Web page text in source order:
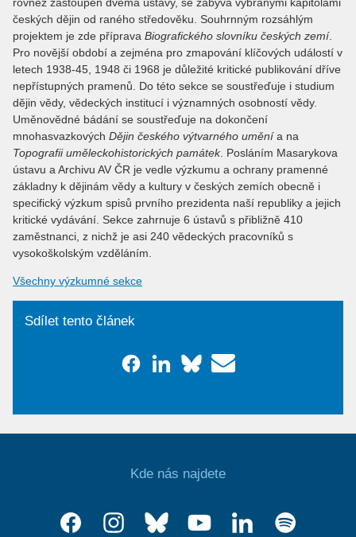
rovněž zastoupen dvěma ústavy, se zabývá vybranými kapitolami
českých dějin od raného středověku. Souhrnným rozsáhlým
projektem je zde příprava Biografického slovníku českých zemí.
Pro novější období a zejména pro zmapování klíčových událostí v
letech 1938-45, 1948 či 1968 je důležité kritické publikování dříve
nepřístupných pramenů. Do této sekce se soustřeďuje i studium
dějin vědy, vědeckých institucí i významných osobností vědy.
Uměnovědné bádání se soustřeďuje na dokončení
mnohasvazkových Dějin českého výtvarného uměnía na
Topografii uměleckohistorických památek. Posláním Masarykova
ústavu a Archivu AV ČR je vedle výzkumu a ochrany pramenné
základny k dějinám vědy a kultury v českých zemích obecně i
specifický výzkum spisů prvního prezidenta naší republiky a jejich
kritické vydávání. Sekce zahrnuje 6 ústavů s přibližně 410
zaměstnanci, z nichž je asi 240 vědeckých pracovníků s
vysokoškolským vzděláním.
Všechny výzkumné sekce
Sdílet tento článek
Kde nás najdete